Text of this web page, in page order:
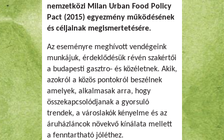
nemzetközi Milan Urban Food Policy
Pact (2015) egyezmény működésének
és céljainak megismertetésére.
Az eseményre meghívott vendégeink
munkájuk, érdeklődésük révén szakértői
a budapesti gasztro- és közéletnek. Akik,
azokról a közös pontokról beszélnek
amelyek, alkalmasak arra, hogy
összekapcsolódjanak a gyorsuló
trendek, a városlakók kényelme és az
áruházláncok növekvő kínálata mellett
a fenntartható jóléthez.